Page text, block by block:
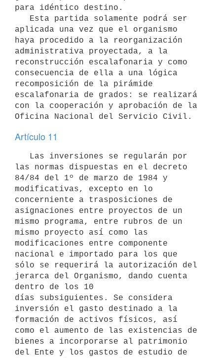
para idéntico destino.
aplicada una vez que el organismo
haya procedido a la reorganización
administrativa proyectada, a la
reconstrucción escalafonaria y como
consecuencia de ella a una lógica
recomposición de la pirámide
escalafonaria de grados: se realizará
con la cooperación y aprobación de la
Oficina Nacional del Servicio Civil.
Artículo 11
las normas dispuestas en el decreto
84/84 del 1º de marzo de 1984 y
modificativas, excepto en lo
concerniente a trasposiciones de
asignaciones entre proyectos de un
mismo programa, entre rubros de un
mismo proyecto así como las
modificaciones entre componente
nacional e importado para los que
sólo se requerirá la autorización del
jerarca del Organismo, dando cuenta
dentro de los 10
días subsiguientes. Se considera
inversión el gasto destinado a la
formación de activos físicos, así
como el aumento de las existencias de
bienes a incorporarse al patrimonio
del Ente y los gastos de estudio de